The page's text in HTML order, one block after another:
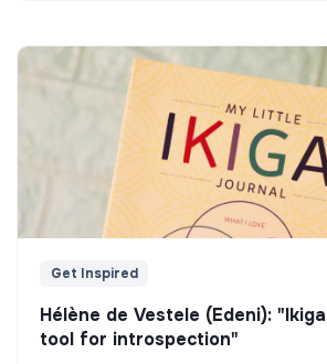
Get Inspired
Hélène de Vestele (Edeni):
tool for introspection"